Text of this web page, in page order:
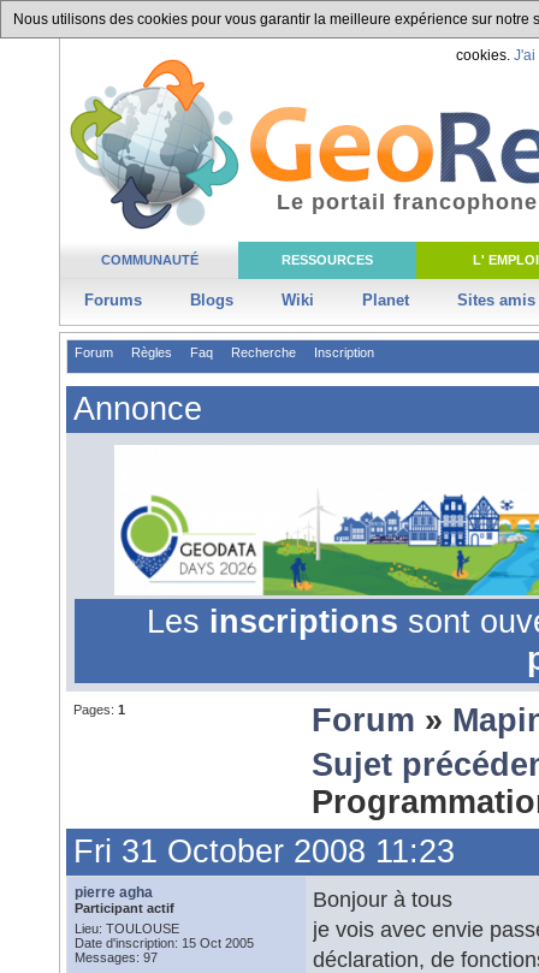
Nous utilisons des cookies pour vous garantir la meilleure expérience sur
cookies. J'ai
COMMUNAUTÉ RESSOURCES L' EMPLOI
Forums Blogs Wiki Planet Sites amis
Le portail
Forum Règles Faq Recherche Inscription
Annonce
Les inscriptions sont
Pages: 1 Forum »
Sujet
Fri 31 October 2008 11:23
pierre agha
Participant actif
Lieu: TOULOUSE
Date d'inscription: 15 Oct 2005
Messages: 97
Bonjour à tous
je vois avec envie
déclaration, de